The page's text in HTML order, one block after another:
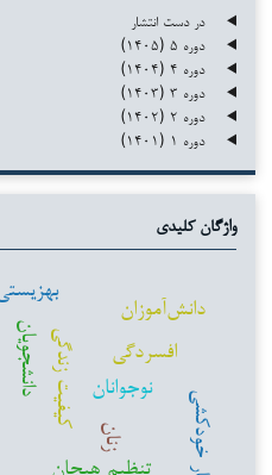
در دست انتشار
دوره ۵ (۱۴۰۵)
دوره ۴ (۱۴۰۴)
دوره ۳ (۱۴۰۳)
دوره ۲ (۱۴۰۲)
دوره ۱ (۱۴۰۱)
واژگان کلیدی
دانشجویانکیفیت زندگی نوجوانان
افسردگی
دانش‌آموزان
زنان
تنظیم هیجان
افکار خودکشی